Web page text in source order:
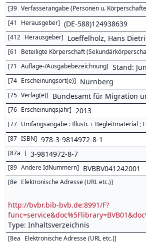
[39 Verfasserangabe (Personen u.
[41 Herausgeber] (DE-588)124938639
[412 Herausgeber] Loeffelholz, Hans
[61 Beteiligte Körperschaft
[71 Auflage-/Ausgabebezeichnung] Stand:
[74 Erscheinungsort(e)] Nürnberg
[75 Verlag(e)] Bundesamt für Migration
[76 Erscheinungsjahr] 2013
[77 Umfangsangabe : Illustr. + Begleitmaterial ;
[87 ISBN] 978-3-9814972-8-1
[87a ] 3-9814972-8-7
[89 Andere IdNummern] BVBBV041242001
[8e Elektronische Adresse (URL etc.)]
http://bvbr.bib-bvb.de:8991/F?
Type: Inhaltsverzeichnis
[8ea Elektronische Adresse (URL etc.)]